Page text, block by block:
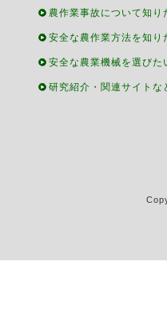
農作業事故について知り
安全な農作業方法を知り
安全な農業機械を選びた
研究紹介・関連サイトな